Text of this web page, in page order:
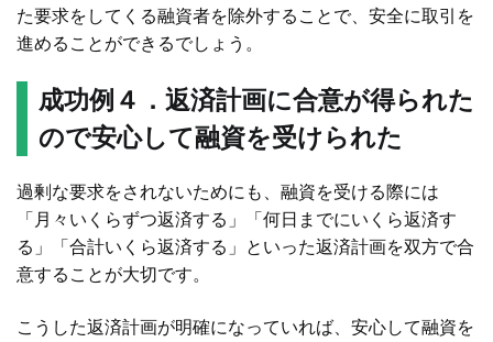
た要求をしてくる融資者を除外することで、安全に取引を
進めることができるでしょう。
成功例４．返済計画に合意が得られた
ので安心して融資を受けられた
過剰な要求をされないためにも、融資を受ける際には
「月々いくらずつ返済する」「何日までにいくら返済す
る」「合計いくら返済する」といった返済計画を双方で合
意することが大切です。
こうした返済計画が明確になっていれば、安心して融資を